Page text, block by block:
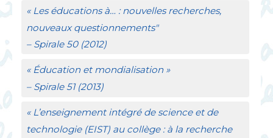
« Les éducations à… : nouvelles recherches,
nouveaux questionnements"
– Spirale50 (2012)
« Éducation et mondialisation »
– Spirale51 (2013)
« L’enseignement intégré de science et de
technologie (EIST) au collège : à la recherche